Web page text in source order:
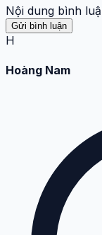
Nội dung bình
Gửi bình luận
H
Hoàng Nam